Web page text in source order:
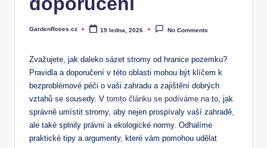
Posted
GardenRoses.cz 19 ledna, 2026 No Comments
Zvažujete, jak daleko sázet stromy od hranice pozemku?
Pravidla a doporučení v této oblasti mohou být klíčem k
bezproblémové péči o vaši zahradu a zajištění dobrých
vztahů se sousedy. V tomto článku se podíváme nato, jak
správně umístit stromy, aby nejen prospívaly vaší zahradě,
ale také splnily právní a ekologické normy. Odhalíme
praktické tipy a argumenty, které vám pomohou udělat